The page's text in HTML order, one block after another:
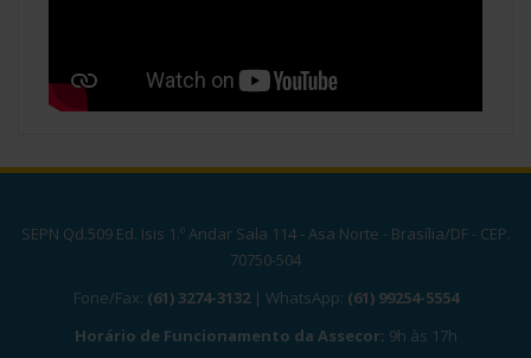
SEPN Qd.509 Ed. Isis 1.º Andar Sala 114 - Asa Norte - Brasília/DF - CEP.
70750-504
Fone/Fax: (61) 3274-3132 | WhatsApp: (61) 99254-5554
Horário de Funcionamento da Assecor: 9h às 17h